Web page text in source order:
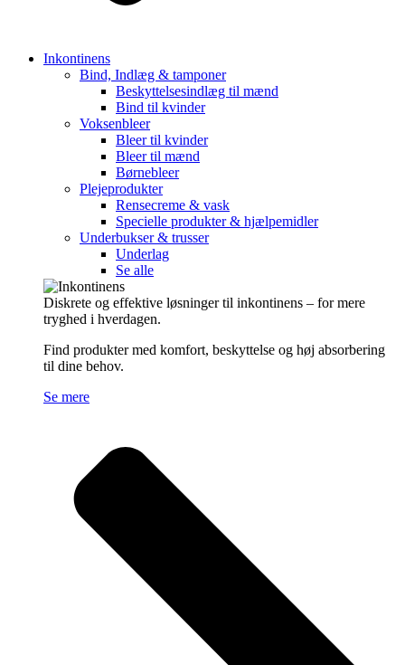
Inkontinens
Bind, Indlæg & tamponer
Beskyttelsesindlæg til mænd
Bind til kvinder
Voksenbleer
Bleer til kvinder
Bleer til mænd
Børnebleer
Plejeprodukter
Rensecreme & vask
Specielle produkter & hjælpemidler
Underbukser & trusser
Underlag
Se alle
Diskrete og effektive løsninger til inkontinens – for mere
tryghed i hverdagen.
Find produkter med komfort, beskyttelse og høj absorbering
til dine behov.
Se mere